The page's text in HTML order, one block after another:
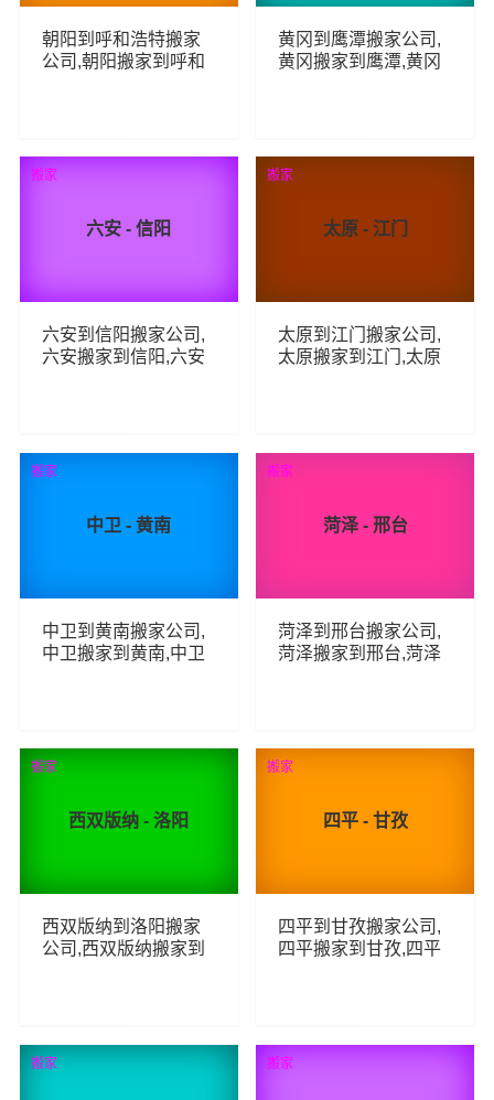
朝阳到呼和浩特搬家
公司,朝阳搬家到呼和
101 查看详细
黄冈到鹰潭搬家公司,
黄冈搬家到鹰潭,黄冈
74 查看详细
六安 - 信阳
六安到信阳搬家公司,
六安搬家到信阳,六安
82 查看详细
搬家
太原 - 江门
太原到江门搬家公司,
太原搬家到江门,太原
82 查看详细
搬家
中卫 - 黄南
中卫到黄南搬家公司,
中卫搬家到黄南,中卫
53 查看详细
搬家
菏泽 - 邢台
菏泽到邢台搬家公司,
菏泽搬家到邢台,菏泽
101 查看详细
搬家
西双版纳 - 洛阳
西双版纳到洛阳搬家
公司,西双版纳搬家到
68 查看详细
搬家
四平 - 甘孜
四平到甘孜搬家公司,
四平搬家到甘孜,四平
78 查看详细
搬家
搬家 搬家